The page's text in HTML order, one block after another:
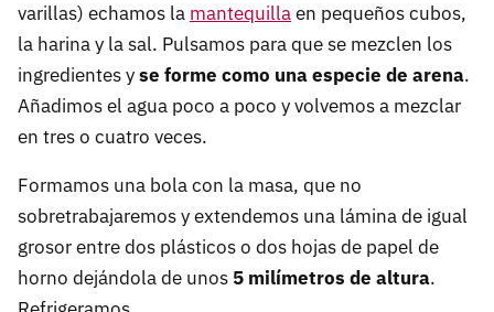
varillas) echamos la mantequillaen pequeños cubos,
la harina y la sal. Pulsamos para que se mezclen los
ingredientes yse forme como una especie de arena.
Añadimos el agua poco a poco y volvemos a mezclar
en tres o cuatro veces.
Formamos una bola con la masa, que no
sobretrabajaremos y extendemos una lámina de igual
grosor entre dos plásticos o dos hojas de papel de
horno dejándola de unos 5 milímetros de altura.